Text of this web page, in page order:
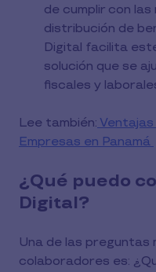
de cumplir con
distribución de
Digital facilita
solución que se
fiscales y
Lee también:
Empresas en Panamá
¿Qué puedo
Digital?
Una de las preguntas
colaboradores es: